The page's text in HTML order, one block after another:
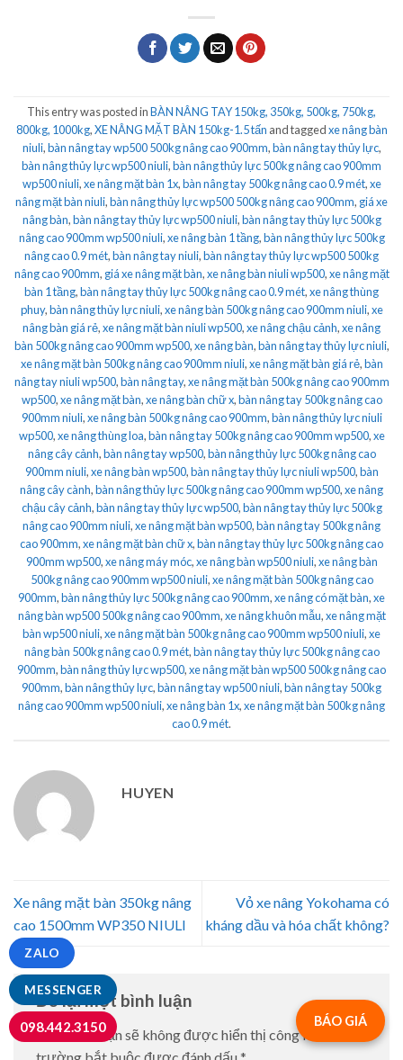
This entry was posted inBÀN NÂNG TAY 150kg, 350kg, 500kg, 750kg,
800kg, 1000kg,XE NÂNG MẶT BÀN 150kg-1.5 tấn and taggedxe nâng bàn
niuli,bàn nâng tay wp500 500kg nâng cao 900mm,bàn nâng tay thủy lực,
bàn nâng thủy lực wp500 niuli,bàn nâng thủy lực 500kg nâng cao 900mm
wp500 niuli,xe nâng mặt bàn 1x,bàn nâng tay 500kg nâng cao 0.9 mét,xe
nâng mặt bàn niuli,bàn nâng thủy lực wp500 500kg nâng cao 900mm, giá xe
nâng bàn,bàn nâng tay thủy lực wp500 niuli,bàn nâng tay thủy lực 500kg
nâng cao 900mm wp500 niuli,xe nâng bàn 1 tầng,bàn nâng thủy lực 500kg
nâng cao 0.9 mét,bàn nâng tay niuli,bàn nâng tay thủy lực wp500 500kg
nâng cao 900mm, giá xe nâng mặt bàn,xe nâng bàn niuli wp500,xe nâng mặt
bàn 1 tầng,bàn nâng tay thủy lực 500kg nâng cao 0.9 mét,xe nâng thùng
phuy,bàn nâng thủy lực niuli,xe nâng bàn 500kg nâng cao 900mm niuli,xe
nâng bàn giá rẻ,xe nâng mặt bàn niuli wp500,xe nâng chậu cảnh,xe nâng
bàn 500kg nâng cao 900mm wp500,xe nâng bàn,bàn nâng tay thủy lực niuli,
xe nâng mặt bàn 500kg nâng cao 900mm niuli,xe nâng mặt bàn giá rẻ,bàn
nâng tay niuli wp500,bàn nâng tay,xe nâng mặt bàn 500kg nâng cao 900mm
wp500,xe nâng mặt bàn,xe nâng bàn chữ x,bàn nâng tay 500kg nâng cao
900mm niuli,xe nâng bàn 500kg nâng cao 900mm,bàn nâng thủy lực niuli
wp500,xe nâng thùng loa,bàn nâng tay 500kg nâng cao 900mm wp500,xe
nâng cây cảnh,bàn nâng tay wp500,bàn nâng thủy lực 500kg nâng cao
900mm niuli,xe nâng bàn wp500,bàn nâng tay thủy lực niuli wp500,bàn
nâng cây cành,bàn nâng thủy lực 500kg nâng cao 900mm wp500,xe nâng
chậu cây cảnh,bàn nâng tay thủy lực wp500,bàn nâng tay thủy lực 500kg
nâng cao 900mm niuli,xe nâng mặt bàn wp500,bàn nâng tay 500kg nâng
cao 900mm,xe nâng mặt bàn chữ x,bàn nâng tay thủy lực 500kg nâng cao
900mm wp500,xe nâng máy móc,xe nâng bàn wp500 niuli,xe nâng bàn
500kg nâng cao 900mm wp500 niuli,xe nâng mặt bàn 500kg nâng cao
900mm,bàn nâng thủy lực 500kg nâng cao 900mm,xe nâng có mặt bàn,xe
nâng bàn wp500 500kg nâng cao 900mm,xe nâng khuôn mẫu,xe nâng mặt
bàn wp500 niuli,xe nâng mặt bàn 500kg nâng cao 900mm wp500 niuli,xe
nâng bàn 500kg nâng cao 0.9 mét,bàn nâng tay thủy lực 500kg nâng cao
900mm,bàn nâng thủy lực wp500,xe nâng mặt bàn wp500 500kg nâng cao
900mm,bàn nâng thủy lực,bàn nâng tay wp500 niuli,bàn nâng tay 500kg
nâng cao 900mm wp500 niuli,xe nâng bàn 1x,xe nâng mặt bàn 500kg nâng
cao 0.9 mét.
HUYEN
Xe nâng mặt bàn 350kg nâng
cao 1500mm WP350 NIULI
Vỏ xe nâng Yokohama có
kháng dầu và hóa chất không?
Để lại một bình luận
Email của bạn sẽ không được hiển thị công khai.
BÁO GIÁ
MESSENGER
ZALO
098.442.3150